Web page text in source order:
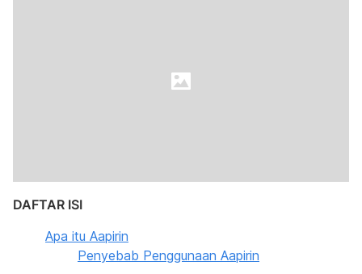
DAFTAR ISI
Apa itu Aapirin
Penyebab Penggunaan Aapirin